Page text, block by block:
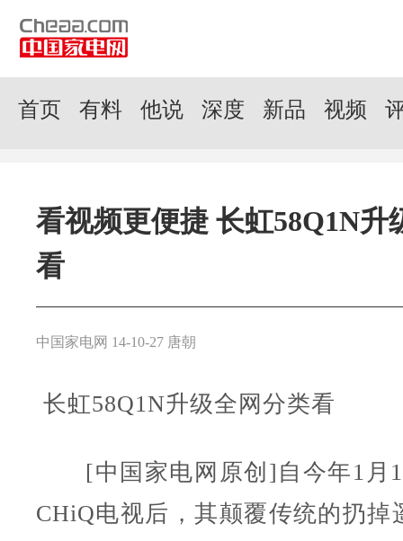
首页 有料 他说 深度 新品 视频
看视频更便捷 长虹58Q1N升
看
中国家电网 14-10-27 唐朝
长虹58Q1N升级全网分类看
[中国家电网原创]自今年1月
CHiQ电视后，其颠覆传统的扔掉